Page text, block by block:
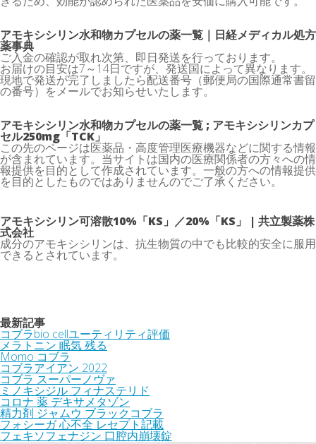
アモキシシリン水和物カプセルの薬一覧｜日経メディカル処方
薬事典
ご入金の確認が取れ次第、即日発送を行っております。
お届けの目安は7～14日ですが、発送国によって異なります。
現地で発送が完了しましたら配送番号（郵便局の国際通常書留
の番号）をメールでお知らせいたします。
アモキシシリン水和物カプセルの薬一覧 ; アモキシシリンカプ
セル250mg「TCK」
この先のページは医薬品・高度管理医療機器などに関する情報
が含まれています。当サイトは国内の医療関係者の方々への情
報提供を目的として作成されています。一般の方への情報提供
を目的としたものではありませんのでご了承ください。
アモキシシリン可溶散10%「KS」／20%「KS」 | 共立製薬株
式会社
成分のアモキシシリンは、抗生物質の中でも比較的安全に服用
できるとされています。
最新記事
コブラbio cellユーティリティ評価
メラトニン 眠気 残る
Momo コブラ
コブラアイアン 2022
コブラ スーパーノヴァ
ミノキシジル フィナステリド
コロナ 薬 デキサメタゾン
精力剤 ジャムウ ブラックコブラ
フォシーガ 心不全 レセプト記載
フェキソフェナジン 口腔内崩壊錠